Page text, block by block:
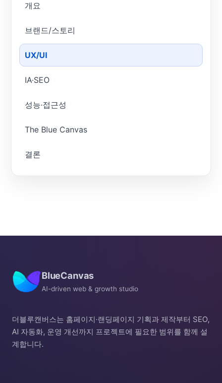
개요
브랜드/스토리
UX/UI
IA·SEO
성능·접근성
The Blue Canvas
결론
BlueCanvas
AI-driven web & growth studio
더블루캔버스는 홈페이지·랜딩페이지 기획과 제작부터 SEO,
AI 자동화, 운영 개선까지 프로젝트에 필요한 범위를 함께 설
계합니다.